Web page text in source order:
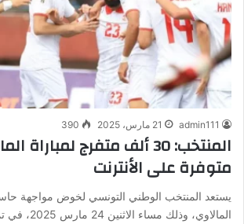
admin111 21 مارس، 2025 390
المنتخب: 30 ألف متفرج
متوفرة على الأنترنت
يستعد المنتخب الوطني التونسي لخوض مواجهة
المالاوي، وذلك